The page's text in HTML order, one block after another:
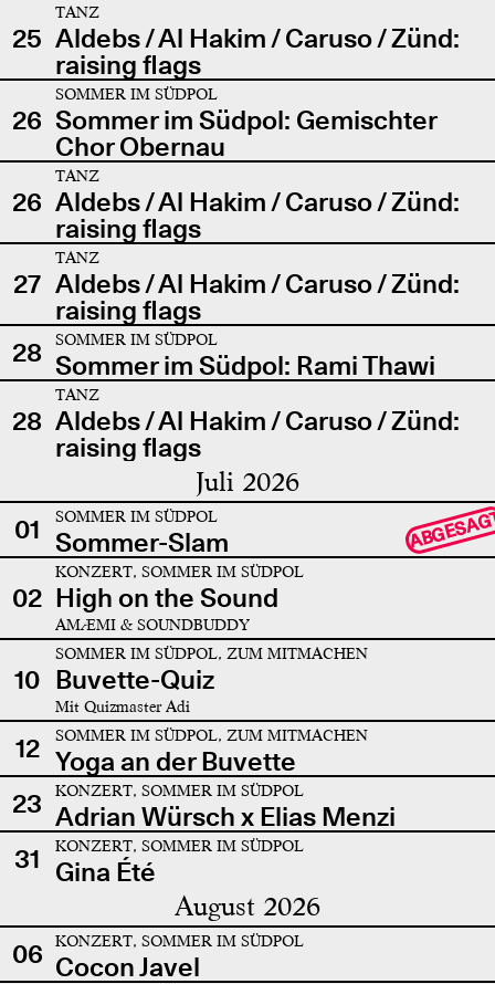
25
TANZ
Aldebs / Al Hakim / Caruso / Zünd:
raising flags
26
SOMMER IM SÜDPOL
Sommer im Südpol: Gemischter
Chor Obernau
26
TANZ
Aldebs / Al Hakim / Caruso / Zünd:
raising flags
27
TANZ
Aldebs / Al Hakim / Caruso / Zünd:
raising flags
28
SOMMER IM SÜDPOL
Sommer im Südpol: Rami Thawi
28
TANZ
Aldebs / Al Hakim / Caruso / Zünd:
raising flags
Juli 2026
01 SOMMER IM SÜDPOL
Sommer-Slam
02
KONZERT, SOMMER IM SÜDPOL
High on the Sound
AMÆMI & SOUNDBUDDY
10
SOMMER IM SÜDPOL, ZUM MITMACHEN
Buvette-Quiz
Mit Quizmaster Adi
12 SOMMER IM SÜDPOL, ZUM MITMACHEN
Yoga an der Buvette
23
KONZERT, SOMMER IM SÜDPOL
Adrian Würsch x Elias Menzi
31
KONZERT, SOMMER IM SÜDPOL
Gina Été
August 2026
06 KONZERT, SOMMER IM SÜDPOL
Cocon Javel